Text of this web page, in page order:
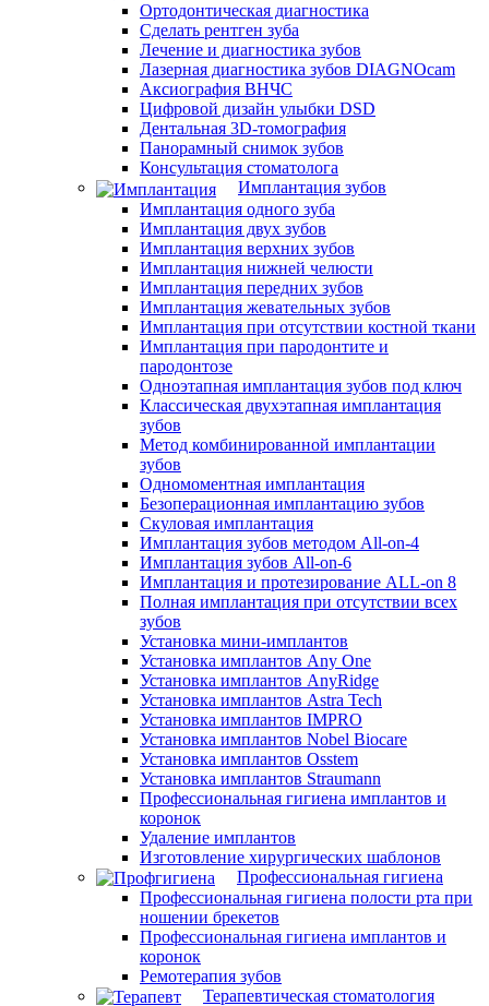
Ортодонтическая диагностика
Сделать рентген зуба
Лечение и диагностика зубов
Лазерная диагностика зубов DIAGNOcam
Аксиография ВНЧС
Цифровой дизайн улыбки DSD
Дентальная 3D-томография
Панорамный снимок зубов
Консультация стоматолога
Имплантация зубов
Имплантация одного зуба
Имплантация двух зубов
Имплантация верхних зубов
Имплантация нижней челюсти
Имплантация передних зубов
Имплантация жевательных зубов
Имплантация при отсутствии костной ткани
Имплантация при пародонтите и
пародонтозе
Одноэтапная имплантация зубов под ключ
Классическая двухэтапная имплантация
зубов
Метод комбинированной имплантации
зубов
Одномоментная имплантация
Безоперационная имплантацию зубов
Скуловая имплантация
Имплантация зубов методом All-on-4
Имплантация зубов All-on-6
Имплантация и протезирование ALL-on 8
Полная имплантация при отсутствии всех
зубов
Установка мини-имплантов
Установка имплантов Any One
Установка имплантов AnyRidge
Установка имплантов Astra Tech
Установка имплантов IMPRO
Установка имплантов Nobel Biocare
Установка имплантов Osstem
Установка имплантов Straumann
Профессиональная гигиена имплантов и
коронок
Удаление имплантов
Изготовление хирургических шаблонов
Профессиональная гигиена
Профессиональная гигиена полости рта при
ношении брекетов
Профессиональная гигиена имплантов и
коронок
Ремотерапия зубов
Терапевтическая стоматология